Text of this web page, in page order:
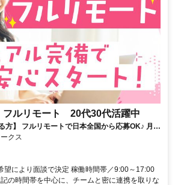
ルリモート 20代30代活躍中
方】 フルリモートで日本全国から応募OK♪ 月稼
クス
望により面談で決定 稼働時間帯／9:00～17:00
の時間帯を中心に、チームと密に連携を取りな